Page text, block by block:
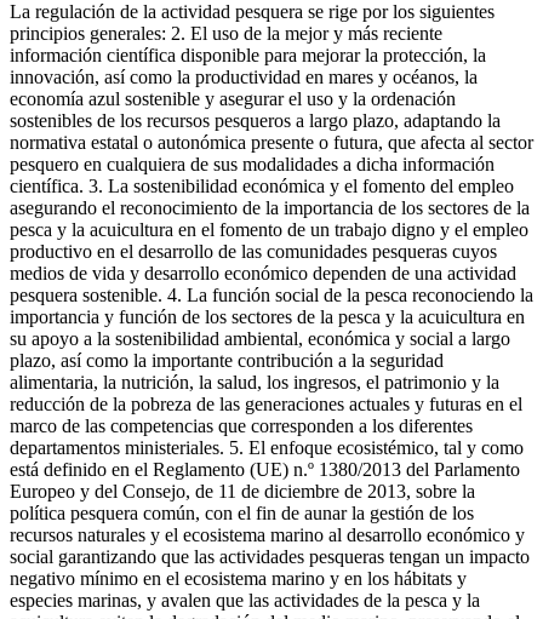
La regulación de la actividad pesquera se rige por los siguientes
principios generales: 2. El uso de la mejor y más reciente
información científica disponible para mejorar la protección, la
innovación, así como la productividad en mares y océanos, la
economía azul sostenible y asegurar el uso y la ordenación
sostenibles de los recursos pesqueros a largo plazo, adaptando la
normativa estatal o autonómica presente o futura, que afecta al sector
pesquero en cualquiera de sus modalidades a dicha información
científica. 3. La sostenibilidad económica y el fomento del empleo
asegurando el reconocimiento de la importancia de los sectores de la
pesca y la acuicultura en el fomento de un trabajo digno y el empleo
productivo en el desarrollo de las comunidades pesqueras cuyos
medios de vida y desarrollo económico dependen de una actividad
pesquera sostenible. 4. La función social de la pesca reconociendo la
importancia y función de los sectores de la pesca y la acuicultura en
su apoyo a la sostenibilidad ambiental, económica y social a largo
plazo, así como la importante contribución a la seguridad
alimentaria, la nutrición, la salud, los ingresos, el patrimonio y la
reducción de la pobreza de las generaciones actuales y futuras en el
marco de las competencias que corresponden a los diferentes
departamentos ministeriales. 5. El enfoque ecosistémico, tal y como
está definido en el Reglamento (UE) n.º 1380/2013 del Parlamento
Europeo y del Consejo, de 11 de diciembre de 2013, sobre la
política pesquera común, con el fin de aunar la gestión de los
recursos naturales y el ecosistema marino al desarrollo económico y
social garantizando que las actividades pesqueras tengan un impacto
negativo mínimo en el ecosistema marino y en los hábitats y
especies marinas, y avalen que las actividades de la pesca y la